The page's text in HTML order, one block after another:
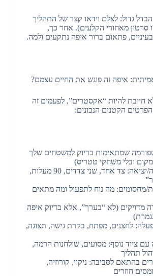
גדול: לצלם וידאו קצר של התהליך
סרטון מאחורי הקלעים). אחר כך,
פתאום ברור איפה נתקעים ולמה.
איפה זה פוגש את החיים עצמם?
חייבת להיות “אקסטרים”, לפעמים זה
הקטנים הנכונים:
שמתאימות בדיוק למשטחים שלך
מקום ובלי משחקי טטריס)
כיווני כניסה/יציאה: צד אחד, שני צדדים, 90 מעלות,
מחסומים: מה נוח לתפעול ומה מתאים
מדויקים (לא “בערך”, אלא בדיוק איפה
לחצנים, מפתח, בקרת גישה, תצוגה,
עם ציוד נוסף: מסועים, שולחנות הרמה,
תהליך
בהתאם לסביבה: ניקוי, קורוזיה,
חוזרים